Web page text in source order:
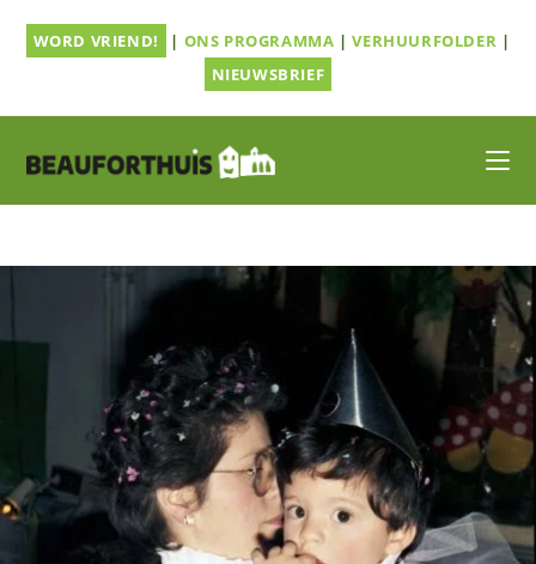
naarWORD VRIEND! | ONS PROGRAMMA |VERHUURFOLDER |
NIEUWSBRIEF